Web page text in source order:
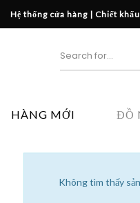
Hệ thống cửa hàng | Chiết
HÀNG MỚI ĐỒ
Không tìm thấy